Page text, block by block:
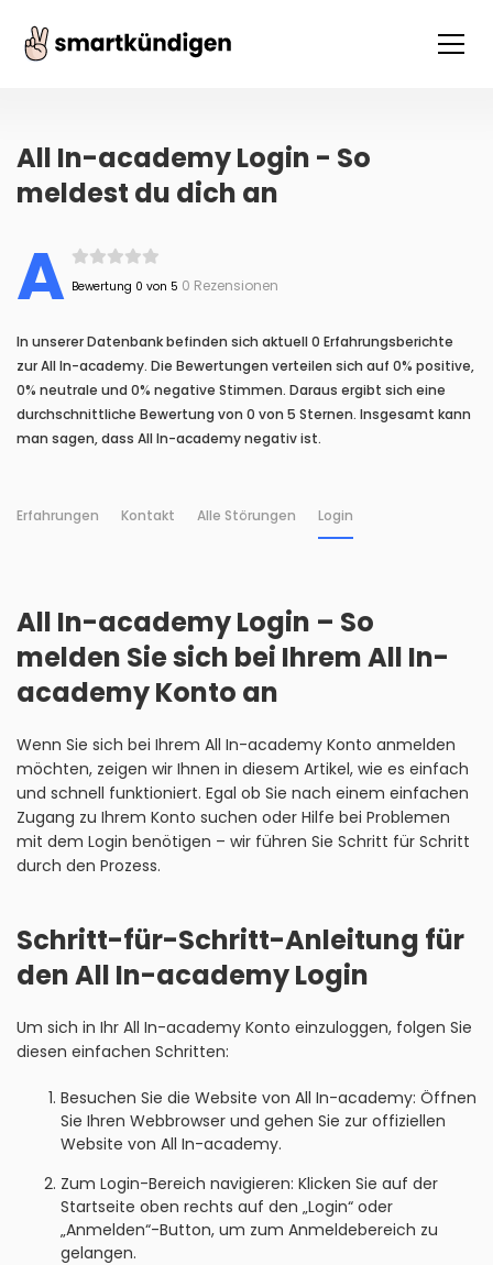
All In-academy Login - So
meldest du dich an
A Bewertung 0 von 5 0 Rezensionen
In unserer Datenbank befinden sich aktuell 0 Erfahrungsberichte
zur All In-academy. Die Bewertungen verteilen sich auf 0% positive,
0% neutrale und 0% negative Stimmen. Daraus ergibt sich eine
durchschnittliche Bewertung von 0 von 5 Sternen. Insgesamt kann
man sagen, dass All In-academy negativ ist.
Erfahrungen Kontakt Alle Störungen Login
All In-academy Login – So
melden Sie sich bei Ihrem All In-
academy Konto an
Wenn Sie sich bei Ihrem All In-academy Konto anmelden
möchten, zeigen wir Ihnen in diesem Artikel, wie es einfach
und schnell funktioniert. Egal ob Sie nach einem einfachen
Zugang zu Ihrem Konto suchen oder Hilfe bei Problemen
mit dem Login benötigen – wir führen Sie Schritt für Schritt
durch den Prozess.
Schritt-für-Schritt-Anleitung für
den All In-academy Login
Um sich in Ihr All In-academy Konto einzuloggen, folgen Sie
diesen einfachen Schritten:
Besuchen Sie die Website von All In-academy: Öffnen
Sie Ihren Webbrowser und gehen Sie zur offiziellen
Website von All In-academy.
Zum Login-Bereich navigieren: Klicken Sie auf der
Startseite oben rechts auf den „Login“ oder
„Anmelden“-Button, um zum Anmeldebereich zu
gelangen.